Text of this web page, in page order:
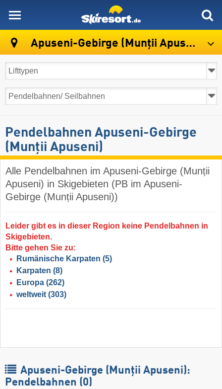
Apuseni-Gebirge (Munții Apuseni)
Pendelbahnen Apuseni-Gebirge
(Munții Apuseni)
Alle Pendelbahnen im Apuseni-Gebirge (Munții
Apuseni) in Skigebieten (PB im Apuseni-
Gebirge (Munții Apuseni))
Leider gibt es in dieser Region keine Pendelbahnen in
Skigebieten.
Bitte gehen Sie zu:
Rumänische Karpaten (5)
Karpaten (8)
Europa (262)
weltweit (303)
Apuseni-Gebirge (Munții Apuseni):
Pendelbahnen (0)